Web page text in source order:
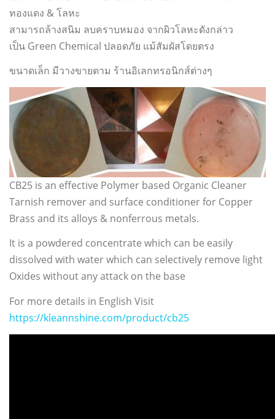
ทองแดง & โลหะ
สามารถล้างสนิม ลบคราบหมอง จากผิวโลหะดังกล่าว
เป็น Green Chemical ปลอดภัย แม้สัมผัสโดยตรง
ขนาดเล็ก มีวางขายตาม ร้านอิเลกทรอนิกส์ต่างๆ
CB25 is an effective Polymer based Organic Cleaner
Tarnish remover and surface conditioner for Copper
Brass and its alloys & nonferrous metals.
It is a powdered concentrate which can be easily
dissolved with water which can selectively remove light
Oxides without any attack on the base
For more details in English Visit
https://kleannshine.com/product/cb25